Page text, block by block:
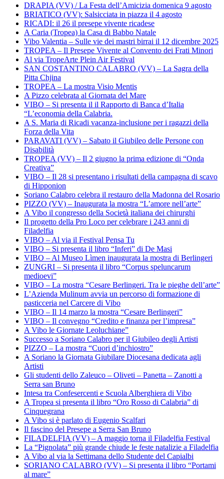
DRAPIA (VV) / La Festa dell’Amicizia domenica 9 agosto
BRIATICO (VV): Salsicciata in piazza il 4 agosto
RICADI: il 26 il presepe vivente ricadese
A Caria (Tropea) la Casa di Babbo Natale
Vibo Valentia – Sulle vie dei mastri birrai il 12 dicembre 2025
TROPEA – Il Presepe Vivente al Convento dei Frati Minori
Al via TropeArte Plein Air Festival
SAN COSTANTINO CALABRO (VV) – La Sagra della
Pitta Chjina
TROPEA – La mostra Visio Mentis
A Pizzo celebrata al Giornata del Mare
VIBO – Si presenta il il Rapporto di Banca d’Italia
“L’economia della Calabria.
A S. Maria di Ricadi vacanza-inclusione per i ragazzi della
Forza della Vita
PARAVATI (VV) – Sabato il Giubileo delle Persone con
Disabilità
TROPEA (VV) – Il 2 giugno la prima edizione di “Onda
Creativa”
VIBO – Il 28 si presentano i risultati della campagna di scavo
di Hipponion
Soriano Calabro celebra il restauro della Madonna del Rosario
PIZZO (VV) – Inaugurata la mostra “L’amore nell’arte”
A Vibo il congresso della Società italiana dei chirurghi
Il progetto della Pro Loco per celebrare i 243 anni di
Filadelfia
VIBO – Al via il Festival Pensa Tu
VIBO – Si presenta il libro “Inferi” di De Masi
VIBO – Al Museo Lìmen inaugurata la mostra di Berlingeri
ZUNGRI – Si presenta il libro “Corpus speluncarum
medioevi”
VIBO – La mostra “Cesare Berlingeri. Tra le pieghe dell’arte”
L’Azienda Mulinum avvia un percorso di formazione di
pasticceria nel Carcere di Vibo
VIBO – Il 14 marzo la mostra “Cesare Berlingeri”
VIBO – Il convegno “Credito e finanza per l’impresa”
A Vibo le Giornate Leoluchiane”
Successo a Soriano Calabro per il Giubileo degli Artisti
PIZZO – La mostra “Cuori d’inchiostro”
A Soriano la Giornata Giubilare Diocesana dedicata agli
Artisti
Gli studenti dello Zaleuco – Oliveti – Panetta – Zanotti a
Serra san Bruno
Intesa tra Confesercenti e Scuola Alberghiera di Vibo
A Tropea si presenta il libro “Oro Rosso di Calabria” di
Cinquegrana
A Vibo si è parlato di Eugenio Scalfari
Il fascino del Presepe a Serra San Bruno
FILADELFIA (VV) – A maggio torna il Filadelfia Festival
La “Pignolata” più grande chiude le feste natalizie a Filadelfia
A Vibo al via la Settimana dello Studente del Capialbi
SORIANO CALABRO (VV) – Si presenta il libro “Portami
al mare”